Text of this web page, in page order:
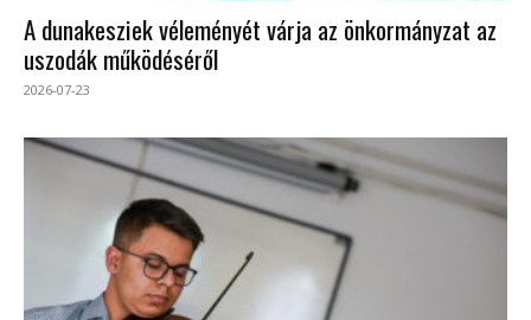
A dunakesziek véleményét várja az önkormányzat az
uszodák működéséről
2026-07-23